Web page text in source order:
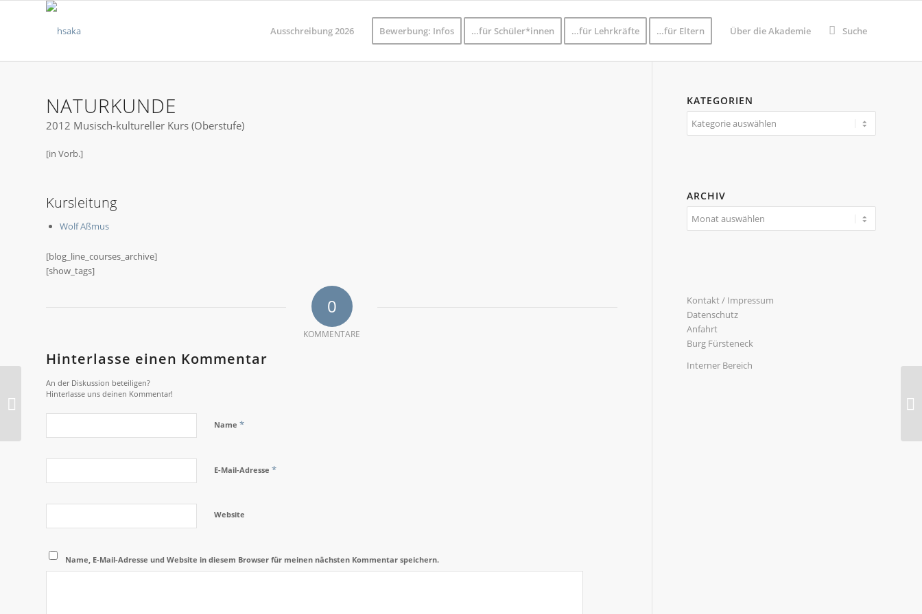
Ausschreibung 2026 Bewerbung: Infos …für Schüler*innen …für Lehrkräfte …für Eltern Über die Akademie Suche
NATURKUNDE
2012 Musisch-kultureller Kurs (Oberstufe)
[in Vorb.]
Kursleitung
Wolf Aßmus
[blog_line_courses_archive]
[show_tags]
0
KOMMENTARE
Hinterlasse einen Kommentar
An der Diskussion beteiligen?
Hinterlasse uns deinen Kommentar!
Name *
E-Mail-Adresse *
Website
Name, E-Mail-Adresse und Website in diesem Browser für meinen nächsten Kommentar speichern.
KATEGORIEN
Kategorien
ARCHIV
Kontakt / Impressum
Datenschutz
Anfahrt
Burg Fürsteneck
Interner Bereich